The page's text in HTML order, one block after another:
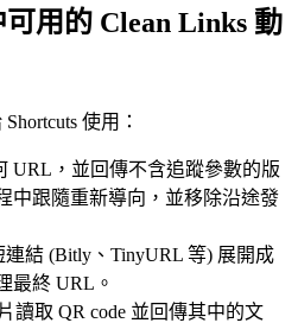
用的 Clean Links 動
使用：
URL，並回傳不含追蹤參數的版
中跟隨重新導向，並移除沿途發
連結 (Bitly、TinyURL 等) 展開成
最終 URL。
讀取 QR code 並回傳其中的文